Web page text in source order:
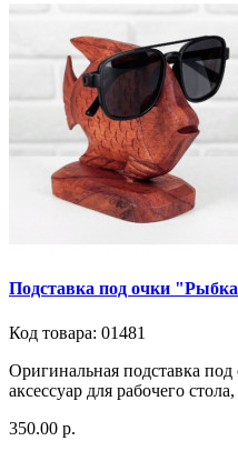
Подставка под очки
Код товара: 01481
Оригинальная подставка
аксессуар для рабочего
350.00 р.